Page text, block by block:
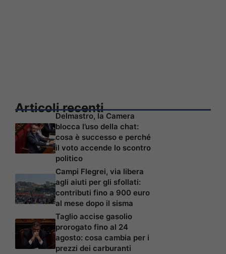
Articoli recenti
Delmastro, la Camera
blocca l’uso della chat:
cosa è successo e perché
il voto accende lo scontro
politico
Campi Flegrei, via libera
agli aiuti per gli sfollati:
contributi fino a 900 euro
al mese dopo il sisma
Taglio accise gasolio
prorogato fino al 24
agosto: cosa cambia per i
prezzi dei carburanti